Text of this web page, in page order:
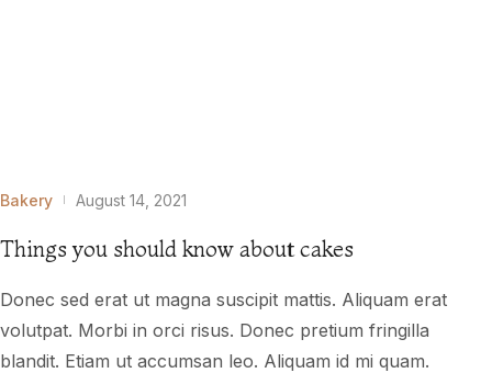
Bakery August 14, 2021
Things you should know about cakes
Donec sed erat ut magna suscipit mattis. Aliquam erat
volutpat. Morbi in orci risus. Donec pretium fringilla
blandit. Etiam ut accumsan leo. Aliquam id mi quam.